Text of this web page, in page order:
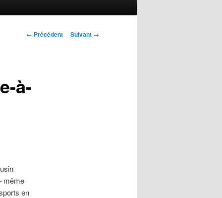
Navigation
← Précédent Suivant →
à-
même
en